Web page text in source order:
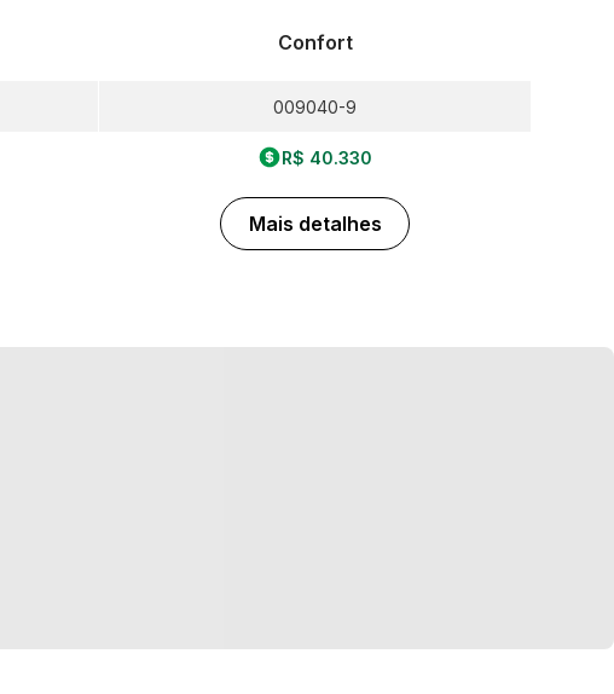
Confort
009040-9
R$ 40.330
Mais detalhes